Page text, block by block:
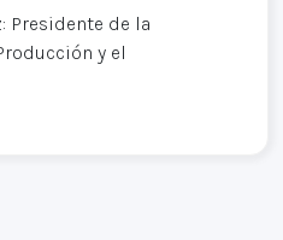
Presidente de la
y el